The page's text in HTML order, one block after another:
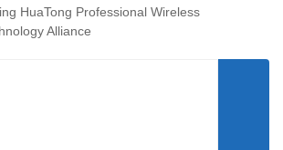
HuaTong Professional Wireless
Alliance